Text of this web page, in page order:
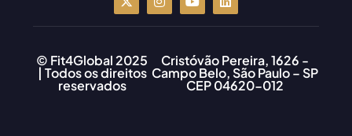
© Fit4Global 2025
| Todos os direitos
reservados
Cristóvão Pereira, 1626 -
Campo Belo, São Paulo – SP
CEP 04620-012